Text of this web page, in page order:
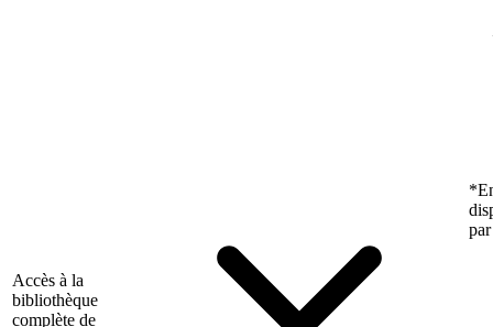
Accès à la
bibliothèque
complète de